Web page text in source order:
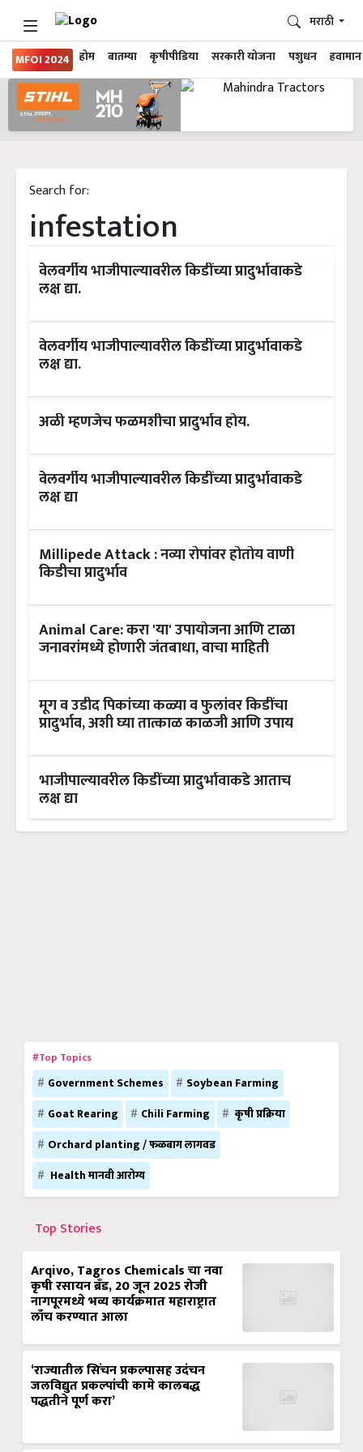
MFOI 2024 होम बातम्या कृषीपीडिया सरकारी योजना पशुधन हवामान
मराठी
Search for:
infestation
वेलवर्गीय भाजीपाल्यावरील किडींच्या प्रादुर्भावाकडे
लक्ष द्या.
वेलवर्गीय भाजीपाल्यावरील किडींच्या प्रादुर्भावाकडे
लक्ष द्या.
अळी म्हणजेच फळमशीचा प्रादुर्भाव होय.
वेलवर्गीय भाजीपाल्यावरील किडींच्या प्रादुर्भावाकडे
लक्ष द्या
Millipede Attack : नव्या रोपांवर होतोय वाणी
किडीचा प्रादुर्भाव
Animal Care: करा 'या' उपायोजना आणि टाळा
जनावरांमध्ये होणारी जंतबाधा, वाचा माहिती
मूग व उडीद पिकांच्या कळ्या व फुलांवर किडींचा
प्रादुर्भाव, अशी घ्या तात्काळ काळजी आणि उपाय
भाजीपाल्यावरील किडींच्या प्रादुर्भावाकडे आताच
लक्ष द्या
#Top Topics
Government Schemes
Soybean Farming
Goat Rearing
Chili Farming
कृषी प्रक्रिया
Orchard planting / फळबाग लागवड
Health मानवी आरोग्य
Top Stories
Arqivo, Tagros Chemicals चा नवा
कृषी रसायन ब्रँड, 20 जून 2025 रोजी
नागपूरमध्ये भव्य कार्यक्रमात महाराष्ट्रात
लाँच करण्यात आला
‘राज्यातील सिंचन प्रकल्पासह उदंचन
जलविद्युत प्रकल्पांची कामे कालबद्ध
पद्धतीने पूर्ण करा’